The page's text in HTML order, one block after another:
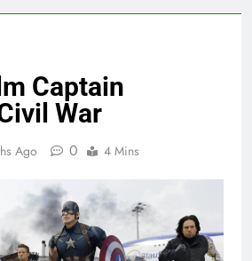
Captain
War
Ago 0 4 Mins